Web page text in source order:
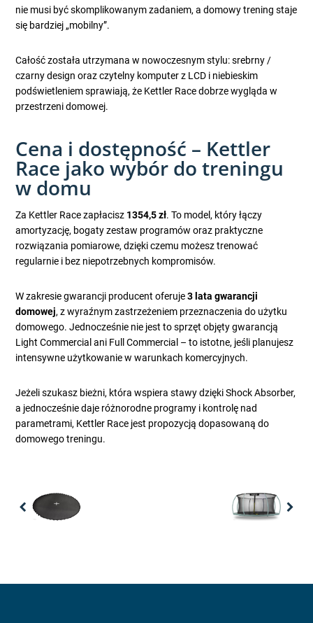
nie musi być skomplikowanym zadaniem, a domowy trening staje
się bardziej „mobilny”.
Całość została utrzymana w nowoczesnym stylu: srebrny /
czarny design oraz czytelny komputer z LCD i niebieskim
podświetleniem sprawiają, że Kettler Race dobrze wygląda w
przestrzeni domowej.
Cena i dostępność – Kettler
Race jako wybór do treningu
w domu
Za Kettler Race zapłacisz 1354,5 zł. To model, który łączy
amortyzację, bogaty zestaw programów oraz praktyczne
rozwiązania pomiarowe, dzięki czemu możesz trenować
regularnie i bez niepotrzebnych kompromisów.
W zakresie gwarancji producent oferuje3 lata gwarancji
domowej, z wyraźnym zastrzeżeniem przeznaczenia do użytku
domowego. Jednocześnie nie jest to sprzęt objęty gwarancją
Light Commercial ani Full Commercial – to istotne, jeśli planujesz
intensywne użytkowanie w warunkach komercyjnych.
Jeżeli szukasz bieżni, która wspiera stawy dzięki Shock Absorber,
a jednocześnie daje różnorodne programy i kontrolę nad
parametrami, Kettler Race jest propozycją dopasowaną do
domowego treningu.